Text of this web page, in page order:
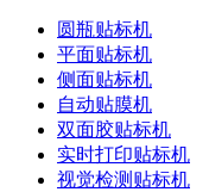
圆瓶贴标机
平面贴标机
侧面贴标机
自动贴膜机
双面胶贴标机
实时打印贴标机
视觉检测贴标机